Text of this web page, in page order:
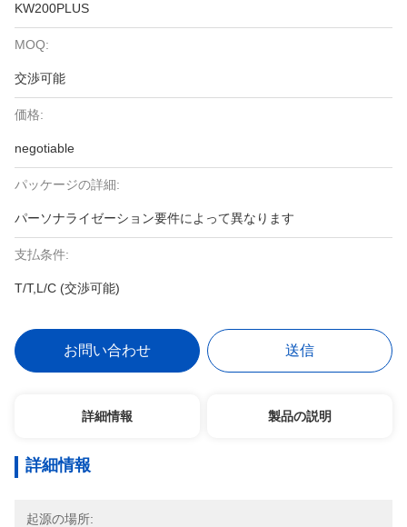
KW200PLUS
MOQ:
交渉可能
価格:
negotiable
パッケージの詳細:
パーソナライゼーション要件によって異なります
支払条件:
T/T,L/C (交渉可能)
お問い合わせ 送信
詳細情報 製品の説明
詳細情報
起源の場所: